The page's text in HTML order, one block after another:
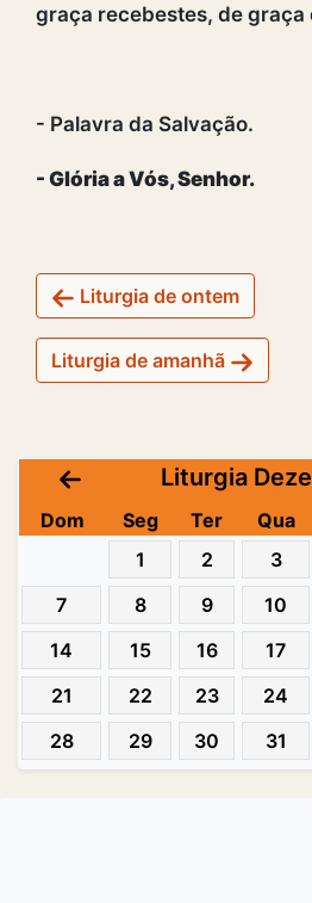
graça recebestes, de graça
- Palavra da Salvação.
- Glória a Vós, Senhor.
Liturgia de ontem
Liturgia de amanhã
Liturgia
Dom Seg Ter Qua
1
2 3
7
8 9 10
14
15 16 17
21
22 23 24
28
29 30 31